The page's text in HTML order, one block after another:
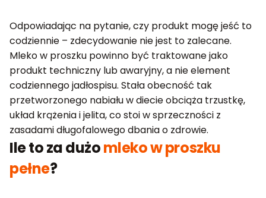
Odpowiadając na pytanie, czy produkt mogę jeść to
codziennie – zdecydowanie nie jest to zalecane.
Mleko w proszku powinno być traktowane jako
produkt techniczny lub awaryjny, a nie element
codziennego jadłospisu. Stała obecność tak
przetworzonego nabiału w diecie obciąża trzustkę,
układ krążenia i jelita, co stoi w sprzeczności z
zasadami długofalowego dbania o zdrowie.
Ile to za dużomleko w proszku
pełne?